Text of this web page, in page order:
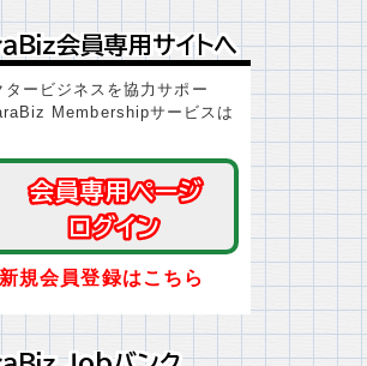
ａＢｉｚ会員専用サイトへ
ａＢｉｚ会員専用サイトへ
タービジネスを協力サポー
Membershipサービスは
会員専用ページ
会員専用ページ
ログイン
ログイン
規会員登録はこちら